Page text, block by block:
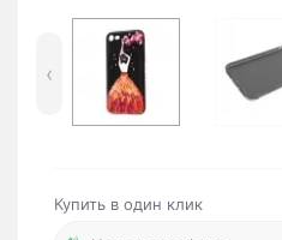
‹
Купить в один клик